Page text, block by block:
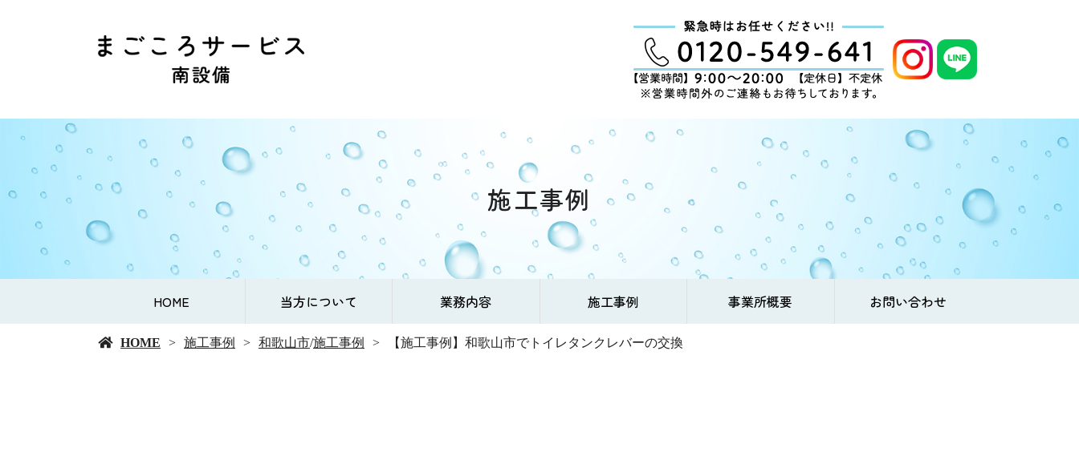
施工事例
HOME 当方について 業務内容 施工事例 事業所概要 お問い合わせ
HOME 施工事例 和歌山市/施工事例 【施工事例】和歌山市でトイレタンクレバーの交換